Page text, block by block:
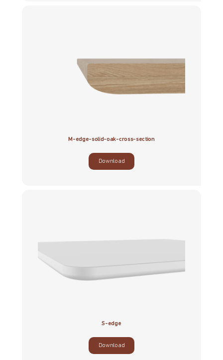
M-edge-solid-oak-cross-section
Download
S-edge
Download